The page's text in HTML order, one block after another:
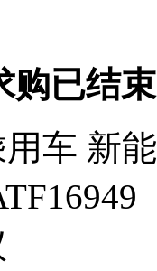
购已结束
用车 新